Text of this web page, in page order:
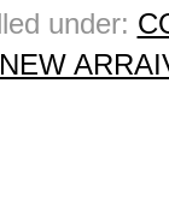
under:
NEW